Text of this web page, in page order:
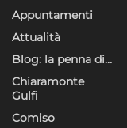
Appuntamenti
Attualità
Blog: la penna di…
Chiaramonte
Gulfi
Comiso